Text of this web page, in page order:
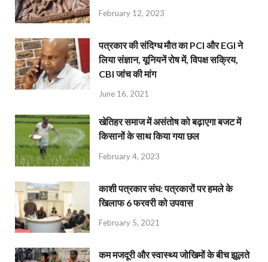
February 12, 2023
पत्रकार की संदिग्ध मौत का PCI और EGI ने
लिया संज्ञान, यूनियनें रोष में, विपक्ष सक्रिय,
CBI जांच की मांग
June 16, 2021
खेतिहर समाज में असंतोष को बढ़ाएगा बजट में
किसानों के साथ किया गया छल
February 4, 2023
काशी पत्रकार संघ: पत्रकारों पर हमले के
खिलाफ 6 फरवरी को उपवास
February 5, 2021
कम मजदूरी और स्वास्थ्य जोखिमों के बीच झूलते